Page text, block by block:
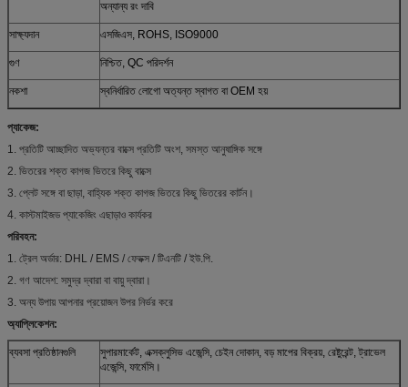
অন্যান্য রং দাবি
সাক্ষ্যদান এসজিএস, ROHS, ISO9000
গুণ নিশ্চিত, QC পরিদর্শন
নকশা স্বনির্ধারিত লোগো অত্যন্ত স্বাগত বা OEM হয়
প্যাকেজ:
1. প্রতিটি আচ্ছাদিত অভ্যন্তর বাক্সে প্রতিটি অংশ, সমস্ত আনুষাঙ্গিক সঙ্গে
2. ভিতরের শক্ত কাগজ ভিতরে কিছু বাক্সে
3. প্লেট সঙ্গে বা ছাড়া, বাহ্যিক শক্ত কাগজ ভিতরে কিছু ভিতরের কার্টন।
4. কাস্টমাইজড প্যাকেজিং এছাড়াও কার্যকর
পরিবহন:
1. ট্রেল অর্ডার: DHL / EMS / ফেডক্স / টিএনটি / ইউ.পি.
2. গণ আদেশ: সমুদ্র দ্বারা বা বায়ু দ্বারা।
3. অন্য উপায় আপনার প্রয়োজন উপর নির্ভর করে
অ্যাপ্লিকেশন:
ব্যবসা প্রতিষ্ঠানগুলি
সুপারমার্কেট, এক্সক্লুসিভ এজেন্সি, চেইন দোকান, বড় মাপের বিক্রয়, রেষ্টুরেন্ট, ট্রাভেল
এজেন্সি, ফার্মেসি।